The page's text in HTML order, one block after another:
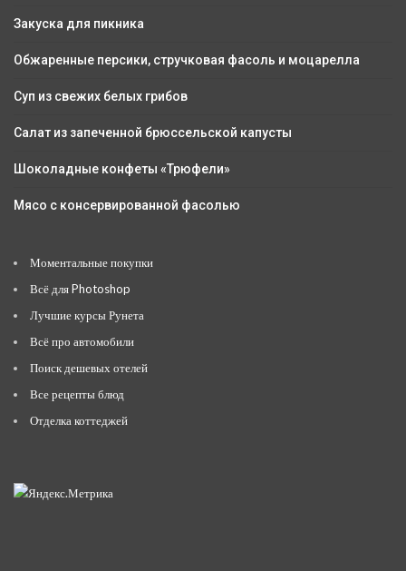
Закуска для пикника
Обжаренные персики, стручковая фасоль и моцарелла
Суп из свежих белых грибов
Салат из запеченной брюссельской капусты
Шоколадные конфеты «Трюфели»
Мясо с консервированной фасолью
Моментальные покупки
Всё для Photoshop
Лучшие курсы Рунета
Всё про автомобили
Поиск дешевых отелей
Все рецепты блюд
Отделка коттеджей